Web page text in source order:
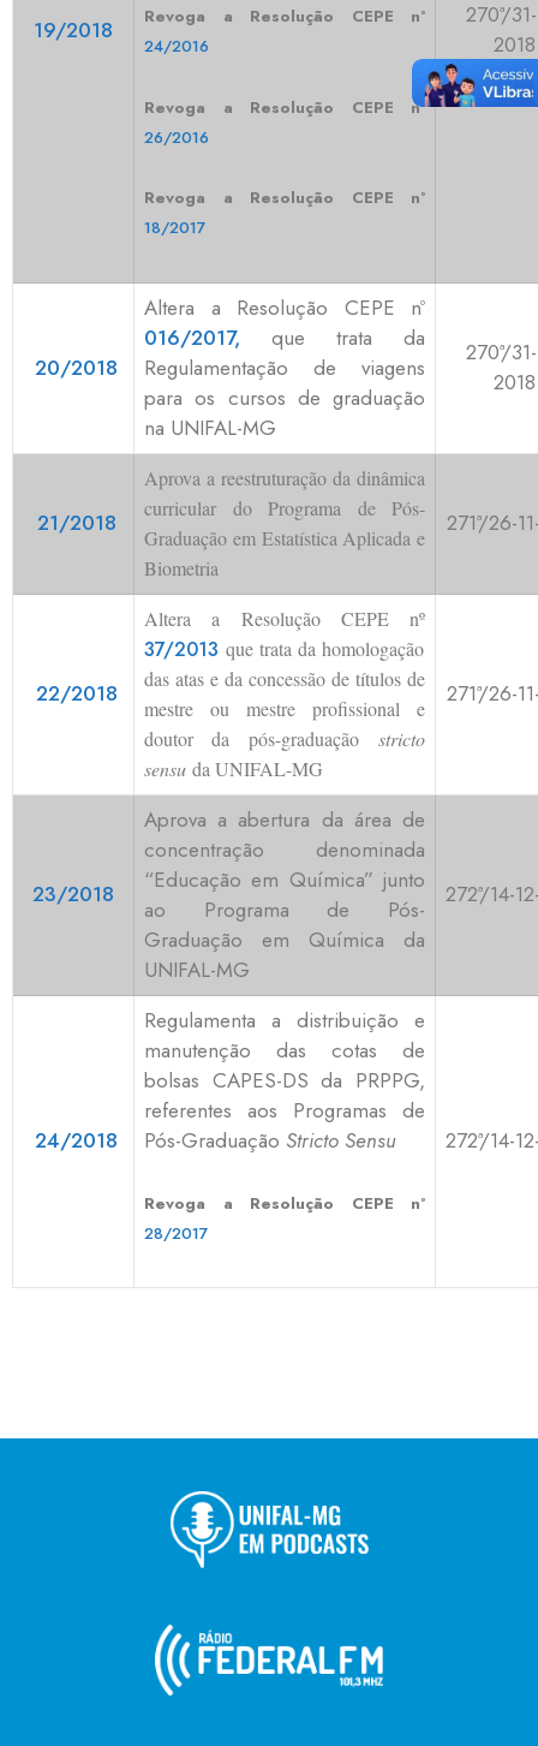
19/2018
Revoga a Resolução CEPE nº
24/2016
Revoga a Resolução CEPE nº
26/2016
Revoga a Resolução CEPE nº
18/2017
270ª/
2018
20/2018
Altera a Resolução CEPE nº
016/2017, que trata da
Regulamentação de viagens
para os cursos de graduação
na UNIFAL-MG
270ª/
2018
21/2018
Aprova a reestruturação da dinâmica
curricular do Programa de Pós-
Graduação em Estatística Aplicada e
Biometria
271ª/26-
22/2018
Altera a Resolução CEPE nº
37/2013 que trata da homologação
das atas e da concessão de títulos de
mestre ou mestre profissional e
doutor da pós-graduação stricto
sensu da UNIFAL-MG
271ª/26-
23/2018
Aprova a abertura da área de
concentração denominada
“Educação em Química” junto
ao Programa de Pós-
Graduação em Química da
UNIFAL-MG
272ª/14-
24/2018
Regulamenta a distribuição e
manutenção das cotas de
bolsas CAPES-DS da PRPPG,
referentes aos Programas de
Pós-Graduação Stricto Sensu
Revoga a Resolução CEPE nº
28/2017
272ª/14-